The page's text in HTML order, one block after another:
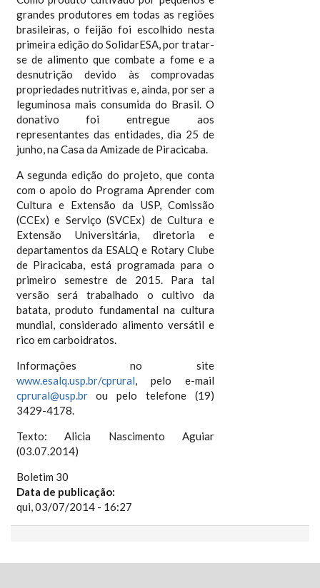
grandes produtores em todas as regiões
brasileiras, o feijão foi escolhido nesta
primeira edição do SolidarESA, por tratar-
se de alimento que combate a fome e a
desnutrição devido às comprovadas
propriedades nutritivas e, ainda, por ser a
leguminosa mais consumida do Brasil. O
donativo foi entregue aos
representantes das entidades, dia 25 de
junho, na Casa da Amizade de Piracicaba.
A segunda edição do projeto, que conta
com o apoio do Programa Aprender com
Cultura e Extensão da USP, Comissão
(CCEx) e Serviço (SVCEx) de Cultura e
Extensão Universitária, diretoria e
departamentos da ESALQ e Rotary Clube
de Piracicaba, está programada para o
primeiro semestre de 2015. Para tal
versão será trabalhado o cultivo da
batata, produto fundamental na cultura
mundial, considerado alimento versátil e
rico em carboidratos.
Informações no site
www.esalq.usp.br/cprural, pelo e-mail
cprural@usp.brou pelo telefone (19)
3429-4178.
Texto: Alicia Nascimento Aguiar
(03.07.2014)
Boletim 30
Data de publicação:
qui, 03/07/2014 - 16:27